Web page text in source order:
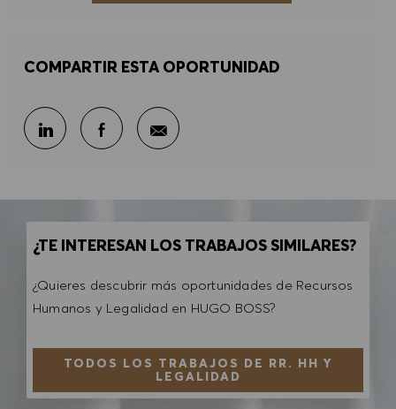
COMPARTIR ESTA OPORTUNIDAD
Compartir en LinkedIn
Compartir en Facebook
Compartir por correo
¿TE INTERESAN LOS TRABAJOS SIMILARES?
¿Quieres descubrir más oportunidades de Recursos
Humanos y Legalidad en HUGO BOSS?
TODOS LOS TRABAJOS DE RR. HH Y
LEGALIDAD